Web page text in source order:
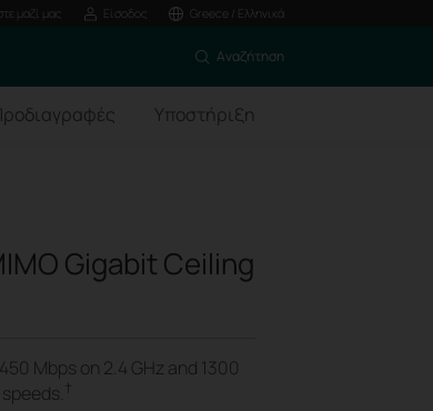
μαζί μας Είσοδος Greece / Ελληνικά
Αναζήτηση
Υποστήριξη
Gigabit Ceiling
Mbps on 2.4 GHz and 1300
†